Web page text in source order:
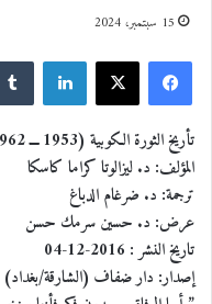
15 سبتمبر، 2024
ي
س
ب
X
ي
ك
تأريخ الثورة الكوبية (1953 ـــ 1962)
المؤلف: د. ليزالوتا كراما كاسكا
ترجمة: د. ضرغام الدباغ
عرض: د. حسين سرمك حسن
تاريخ النشر : 2016-12-04
إصدار: دار ضفاف (الشارقة/بغداد)